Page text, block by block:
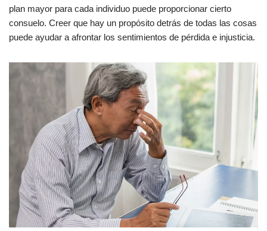
plan mayor para cada individuo puede proporcionar cierto
consuelo. Creer que hay un propósito detrás de todas las cosas
puede ayudar a afrontar los sentimientos de pérdida e injusticia.